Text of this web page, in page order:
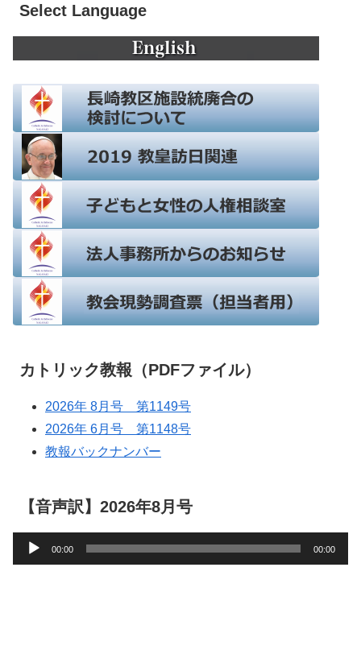
Select Language
カトリック教報（PDFファイル）
2026年 8月号 第1149号
2026年 6月号 第1148号
教報バックナンバー
【音声訳】2026年8月号
声
00:00 00:00